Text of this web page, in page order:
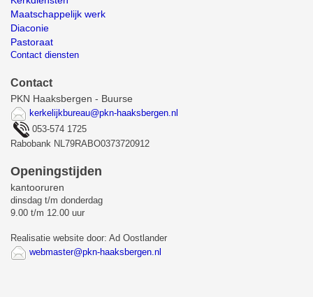
Maatschappelijk werk
Diaconie
Pastoraat
Contact diensten
Contact
PKN Haaksbergen - Buurse
kerkelijkbureau@pkn-haaksbergen.nl
053-574 1725
Rabobank NL79RABO0373720912
Openingstijden
kantooruren
dinsdag t/m donderdag
9.00 t/m 12.00 uur
Realisatie website door: Ad Oostlander
webmaster@pkn-haaksbergen.nl